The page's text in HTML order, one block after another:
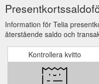
Information för Telia
återstående saldo och
Kontrollera kvitto